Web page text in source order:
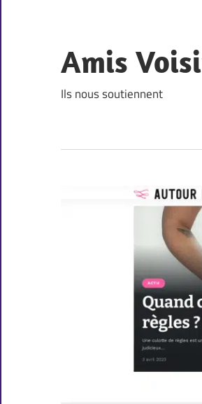
content
Amis
Ils nous soutiennent